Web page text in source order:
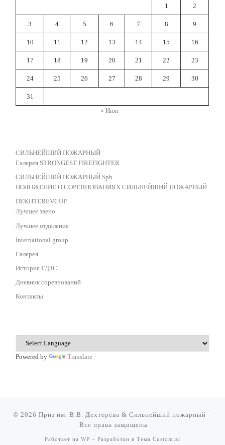
1 2
3 4 5 6 7 8 9
10 11 12 13 14 15 16
17 18 19 20 21 22 23
24 25 26 27 28 29 30
31
« Июн
СИЛЬНЕЙШИЙ ПОЖАРНЫЙ
Галерея STRONGEST FIREFIGHTER
СИЛЬНЕЙШИЙ ПОЖАРНЫЙ Spb
ПОЛОЖЕНИЕ О СОРЕВНОВАНИЯХ СИЛЬНЕЙШИЙ ПОЖАРНЫЙ
DEKHTEREVCUP
Лучшее звено
Лучшее отделение
International group
Галерея
История ГДЗС
Дневник соревнований
Контакты
Powered by Translate
© 2026 Приз им. В.В. Дехтерёва & Сильнейший пожарный –
Все права защищены
Работает на WP – Разработан в Тема Customizr